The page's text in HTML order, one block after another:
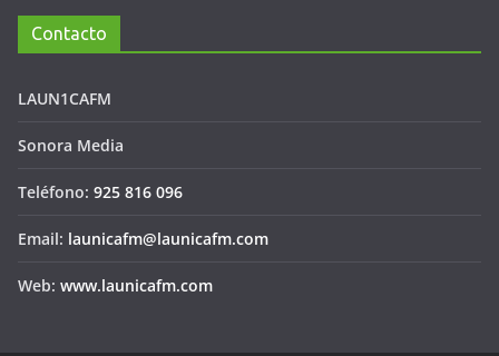
Contacto
LAUN1CAFM
Sonora Media
Teléfono: 925 816 096
Email: launicafm@launicafm.com
Web: www.launicafm.com